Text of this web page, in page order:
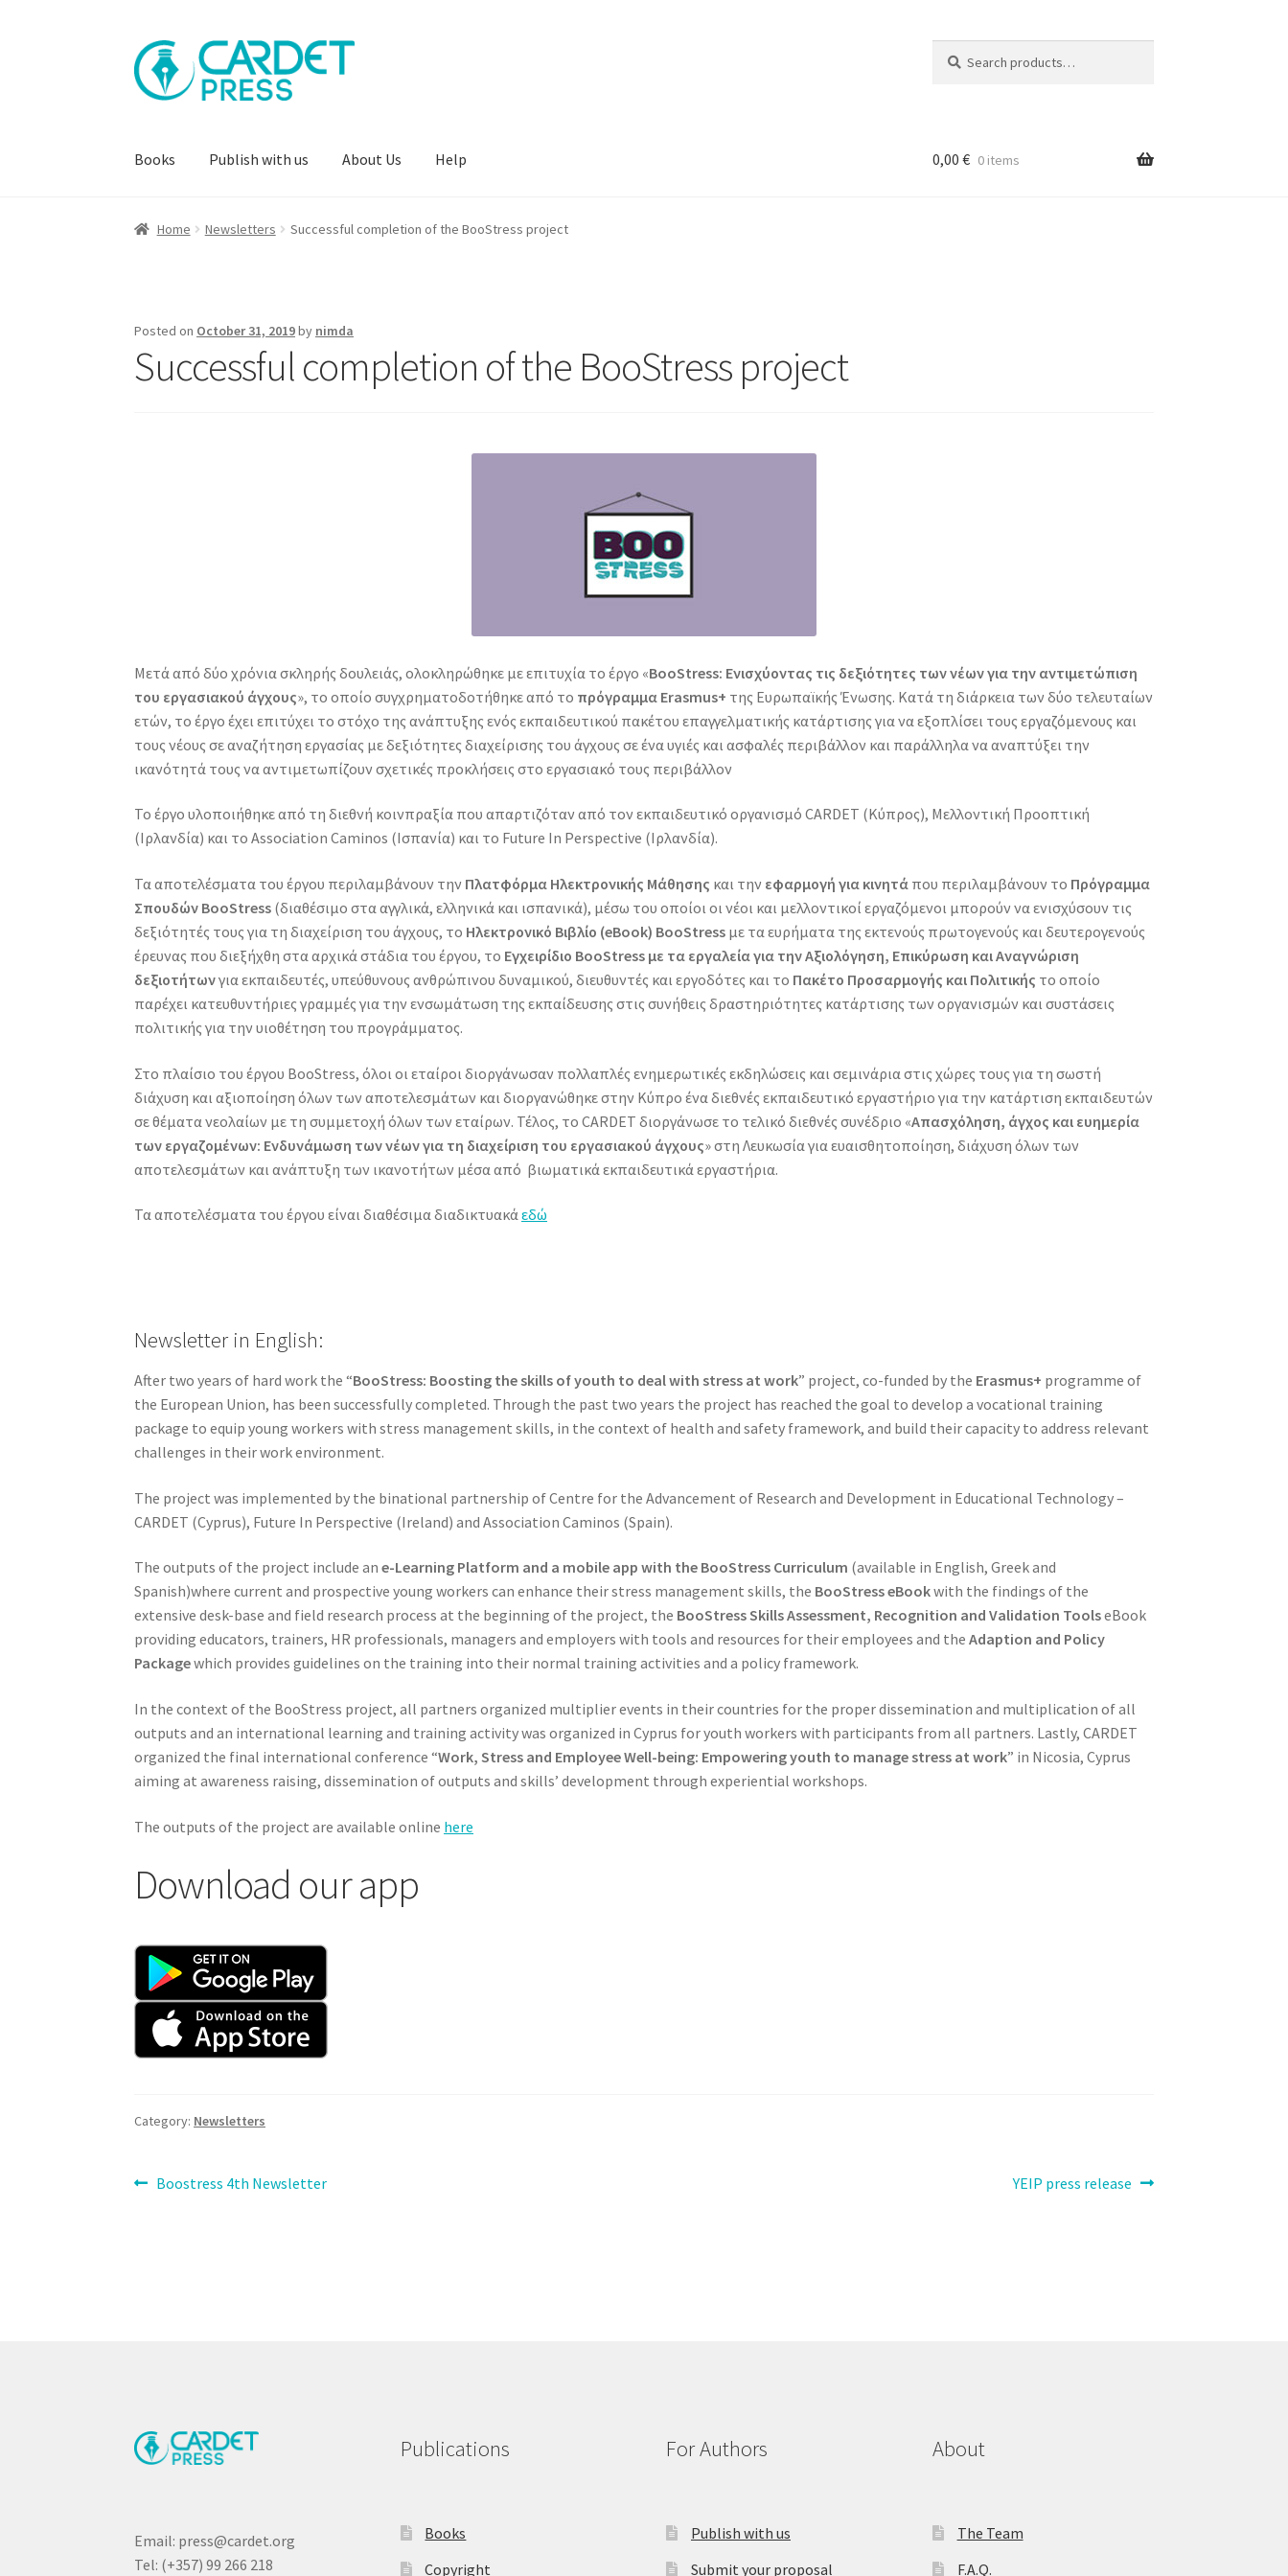
Skip
to
navigation
Skip
to
content
for:
Books Publish with us About Us Help 0,00 € 0 items
Home Newsletters Successful completion of the BooStress project
Posted on October 31, 2019by nimda
Successful completion of the BooStress project
Μετά από δύο χρόνια σκληρής δουλειάς, ολοκληρώθηκε με επιτυχία το έργο «BooStress: Ενισχύοντας τις δεξιότητες των νέων για την αντιμετώπιση
του εργασιακού άγχους», το οποίο συγχρηματοδοτήθηκε από το πρόγραμμα Erasmus+ της Ευρωπαϊκής Ένωσης. Κατά τη διάρκεια των δύο τελευταίων
ετών, το έργο έχει επιτύχει το στόχο της ανάπτυξης ενός εκπαιδευτικού πακέτου επαγγελματικής κατάρτισης για να εξοπλίσει τους εργαζόμενους και
τους νέους σε αναζήτηση εργασίας με δεξιότητες διαχείρισης του άγχους σε ένα υγιές και ασφαλές περιβάλλον και παράλληλα να αναπτύξει την
ικανότητά τους να αντιμετωπίζουν σχετικές προκλήσεις στο εργασιακό τους περιβάλλον
Το έργο υλοποιήθηκε από τη διεθνή κοινπραξία που απαρτιζόταν από τον εκπαιδευτικό οργανισμό CARDET (Κύπρος), Μελλοντική Προοπτική
(Ιρλανδία) και το Association Caminos (Ισπανία) και το Future In Perspective (Ιρλανδία).
Τα αποτελέσματα του έργου περιλαμβάνουν την Πλατφόρμα Ηλεκτρονικής Μάθησης και την εφαρμογή για κινητά που περιλαμβάνουν το Πρόγραμμα
Σπουδών BooStress (διαθέσιμο στα αγγλικά, ελληνικά και ισπανικά), μέσω του οποίοι οι νέοι και μελλοντικοί εργαζόμενοι μπορούν να ενισχύσουν τις
δεξιότητές τους για τη διαχείριση του άγχους, το Ηλεκτρονικό Βιβλίο (eBook) BooStress με τα ευρήματα της εκτενούς πρωτογενούς και δευτερογενούς
έρευνας που διεξήχθη στα αρχικά στάδια του έργου, το Εγχειρίδιο BooStress με τα εργαλεία για την Αξιολόγηση, Επικύρωση και Αναγνώριση
δεξιοτήτωνγια εκπαιδευτές, υπεύθυνους ανθρώπινου δυναμικού, διευθυντές και εργοδότες και το Πακέτο Προσαρμογής και Πολιτικής το οποίο
παρέχει κατευθυντήριες γραμμές για την ενσωμάτωση της εκπαίδευσης στις συνήθεις δραστηριότητες κατάρτισης των οργανισμών και συστάσεις
πολιτικής για την υιοθέτηση του προγράμματος.
Στο πλαίσιο του έργου BooStress, όλοι οι εταίροι διοργάνωσαν πολλαπλές ενημερωτικές εκδηλώσεις και σεμινάρια στις χώρες τους για τη σωστή
διάχυση και αξιοποίηση όλων των αποτελεσμάτων και διοργανώθηκε στην Κύπρο ένα διεθνές εκπαιδευτικό εργαστήριο για την κατάρτιση εκπαιδευτών
σε θέματα νεολαίων με τη συμμετοχή όλων των εταίρων. Τέλος, το CARDET διοργάνωσε το τελικό διεθνές συνέδριο «Απασχόληση, άγχος και ευημερία
των εργαζομένων: Ενδυνάμωση των νέων για τη διαχείριση του εργασιακού άγχους» στη Λευκωσία για ευαισθητοποίηση, διάχυση όλων των
αποτελεσμάτων και ανάπτυξη των ικανοτήτων μέσα από βιωματικά εκπαιδευτικά εργαστήρια.
Τα αποτελέσματα του έργου είναι διαθέσιμα διαδικτυακάεδώ
Newsletter in English:
After two years of hard work the “BooStress: Boosting the skills of youth to deal with stress at work” project, co-funded by the Erasmus+ programme of
the European Union, has been successfully completed. Through the past two years the project has reached the goal to develop a vocational training
package to equip young workers with stress management skills, in the context of health and safety framework, and build their capacity to address relevant
challenges in their work environment.
The project was implemented by the binational partnership of Centre for the Advancement of Research and Development in Educational Technology –
CARDET (Cyprus), Future In Perspective (Ireland) and Association Caminos (Spain).
The outputs of the project include ane-Learning Platform and a mobile app with the BooStress Curriculum (available in English, Greek and
Spanish)where current and prospective young workers can enhance their stress management skills, the BooStress eBookwith the findings of the
extensive desk-base and field research process at the beginning of the project, the BooStress Skills Assessment, Recognition and Validation ToolseBook
providing educators, trainers, HR professionals, managers and employers with tools and resources for their employees and theAdaption and Policy
Packagewhich provides guidelines on the training into their normal training activities and a policy framework.
In the context of the BooStress project, all partners organized multiplier events in their countries for the proper dissemination and multiplication of all
outputs and an international learning and training activity was organized in Cyprus for youth workers with participants from all partners. Lastly, CARDET
organized the final international conference “Work, Stress and Employee Well-being: Empowering youth to manage stress at work” in Nicosia, Cyprus
aiming at awareness raising, dissemination of outputs and skills’ development through experiential workshops.
The outputs of the project are available online here
Download our app
Category: Newsletters
Post
Previous
Boostress 4th Newsletter
Next
YEIP press release
Email: press@cardet.org
Tel: (+357) 99 266 218
Publications
Books
Copyright
For Authors
Publish with us
Submit your proposal
About
The Team
F.A.Q.